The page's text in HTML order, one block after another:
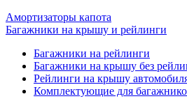
Амортизаторы капота
Багажники на крышу и рейлинги
Багажники на рейлинги
Багажники на крышу без
Рейлинги на крышу
Комплектующие для